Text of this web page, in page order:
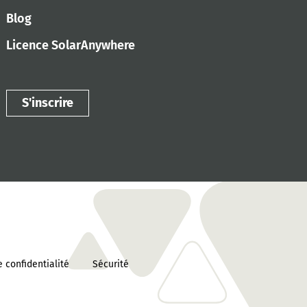
Blog
Licence SolarAnywhere
S'inscrire
confidentialité Sécurité